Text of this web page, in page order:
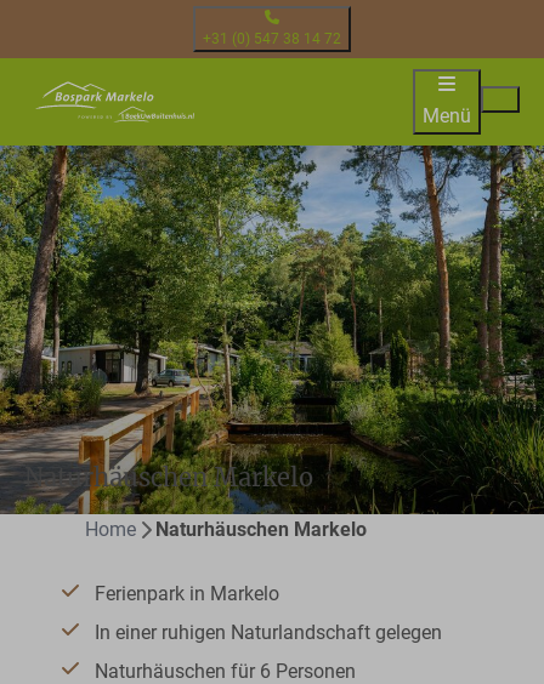
+31 (0) 547 38 14 72
Menü
Naturhäuschen Markelo
Home Naturhäuschen Markelo
Ferienpark in Markelo
In einer ruhigen Naturlandschaft gelegen
Naturhäuschen für 6 Personen